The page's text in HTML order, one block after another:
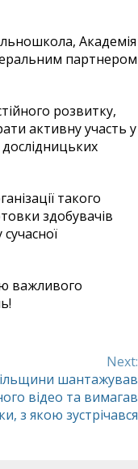
Академія
партнером
розвитку,
активну участь у
такого
здобувачів
важливого
Next:
шантажував
відео та вимагав
з якою зустрічався